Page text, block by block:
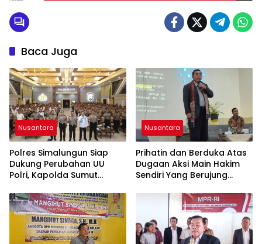
Baca Juga
Nusantara
Polres Simalungun Siap
Dukung Perubahan UU
Polri, Kapolda Sumut
Penguatan
Profesionalisme dan
Akuntabilitas Personel
Nusantara
Prihatin dan Berduka Atas
Dugaan Aksi Main Hakim
Sendiri Yang Berujung